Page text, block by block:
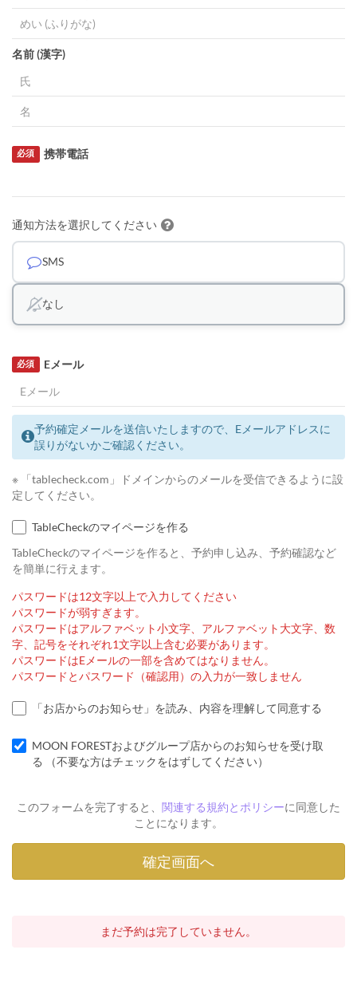
名前 (漢字)
携帯電話
必須
通知方法を選択してください
SMS
なし
Eメール
必須
予約確定メールを送信いたしますので、Eメールアドレスに
誤りがないかご確認ください。
※ 「tablecheck.com」ドメインからのメールを受信できるように設
定してください。
TableCheckのマイページを作る
TableCheckのマイページを作ると、予約申し込み、予約確認など
を簡単に行えます。
パスワードは12文字以上で入力してください
パスワードが弱すぎます。
パスワードはアルファベット小文字、アルファベット大文字、数
字、記号をそれぞれ1文字以上含む必要があります。
パスワードはEメールの一部を含めてはなりません。
パスワードとパスワード（確認用）の入力が一致しません
「お店からのお知らせ」を読み、内容を理解して同意する
MOON FORESTおよびグループ店からのお知らせを受け取
る （不要な方はチェックをはずしてください）
このフォームを完了すると、 関連する規約とポリシーに同意した
ことになります。
まだ予約は完了していません。